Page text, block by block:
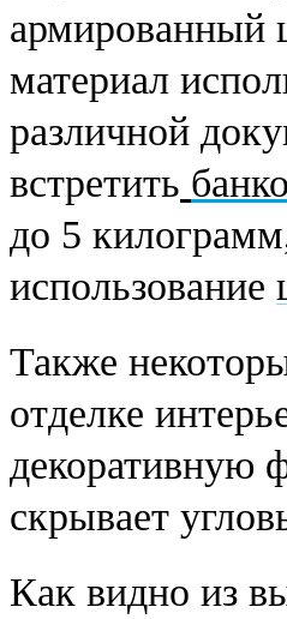
армированный
материал
различной
встретить
до 5
использование
Также
отделке
декоративную
скрывает
Как видно из